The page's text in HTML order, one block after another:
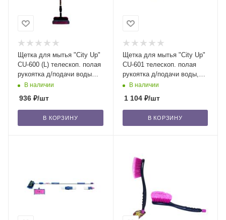
Щетка для мытья "City Up"
CU-600 (L) телескоп. полая
рукоятка д/подачи воды
(Big) /14
В наличии
936 ₽/шт
В КОРЗИНУ
Щетка для мытья "City Up"
CU-601 телескоп. полая
рукоятка д/подачи воды,
широкая голова /14
В наличии
1 104₽/шт
В КОРЗИНУ